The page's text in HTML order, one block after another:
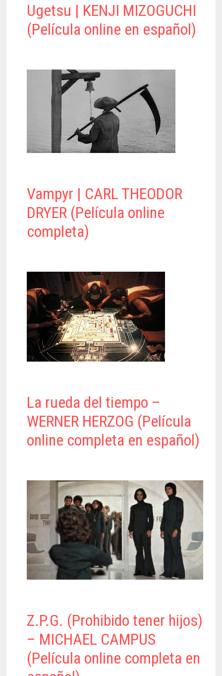
Ugetsu | KENJI MIZOGUCHI
(Película online en español)
Vampyr | CARL THEODOR
DRYER (Película online
completa)
La rueda del tiempo –
WERNER HERZOG (Película
online completa en español)
Z.P.G. (Prohibido tener hijos)
– MICHAEL CAMPUS
(Película online completa en